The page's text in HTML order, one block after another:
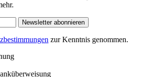
Newsletter abonnieren
zur Kenntnis genommen.